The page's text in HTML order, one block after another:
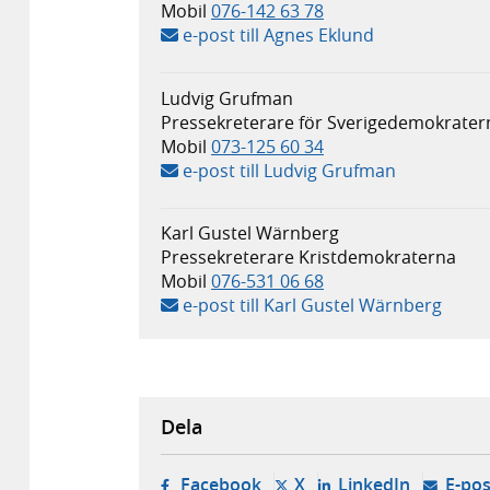
Mobil 076-142 63 78
e-post till Agnes Eklund
Ludvig Grufman
Pressekreterare för
Mobil 073-125 60 34
e-post till Ludvig Grufman
Karl Gustel Wärnberg
Pressekreterare Kristdemokraterna
Mobil 076-531 06 68
e-post till Karl Gustel Wärnberg
Dela
Facebook- öppnas i ny flik, extern
X- öppnas i ny flik,
LinkedIn- öppnas
E-